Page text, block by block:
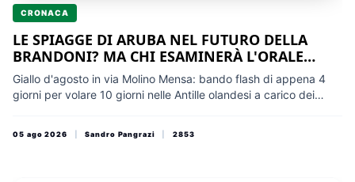
CRONACA
LE SPIAGGE DI ARUBA NEL FUTURO DELLA
BRANDONI? MA CHI ESAMINERÀ L'ORALE
DELLA DIRIGENTE SCOLASTICA?
Giallo d'agosto in via Molino Mensa: bando flash di appena 4
giorni per volare 10 giorni nelle Antille olandesi a carico dei
personali che le concede d'ufficio 10 punti di vantaggio. La
05 ago 2026 Sandro Pangrazi 2853